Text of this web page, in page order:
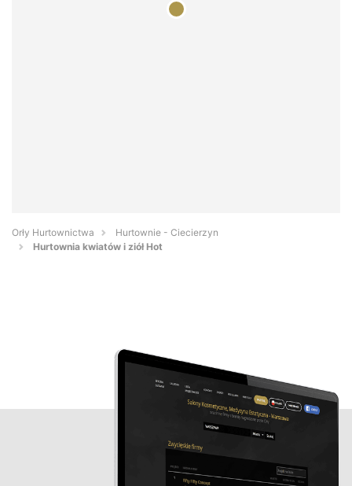
Orły Hurtownictwa
Hurtownie - Ciecierzyn
Hurtownia kwiatów i ziół Hot